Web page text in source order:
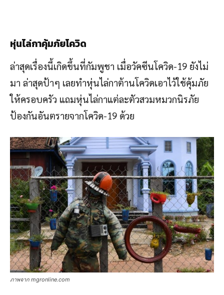
หุ่นไล่กาคุ้มภัยโควิด
ล่าสุดเรื่องนี้เกิดขึ้นที่กัมพูชา เมื่อวัคซีนโควิด-19 ยังไม่
มา ล่าสุดป้าๆ เลยทำหุ่นไล่กาต้านโควิดเอาไว้ใช้คุ้มภัย
ให้ครอบครัว แถมหุ่นไล่กาแต่ละตัวสวมหมวกนิรภัย
ป้องกันอันตรายจากโควิด-19 ด้วย
ภาพจาก mgronline.com